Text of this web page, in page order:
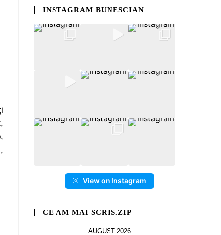
INSTAGRAM BUNESCIAN
View on Instagram
CE AM MAI SCRIS.ZIP
AUGUST 2026